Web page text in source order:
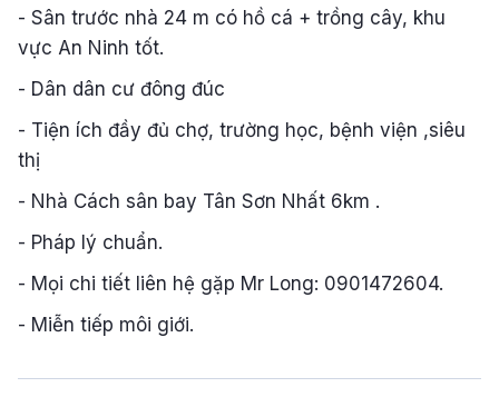
- Sân trước nhà 24 m có hồ cá + trồng cây, khu
vực An Ninh tốt.
- Dân dân cư đông đúc
- Tiện ích đầy đủ chợ, trường học, bệnh viện ,siêu
thị
- Nhà Cách sân bay Tân Sơn Nhất 6km .
- Pháp lý chuẩn.
- Mọi chi tiết liên hệ gặp Mr Long: 0901472604.
- Miễn tiếp môi giới.